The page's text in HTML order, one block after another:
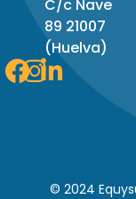
C/c Nave
89 21007
(Huelva)
Facebook
Instagram
© 2024